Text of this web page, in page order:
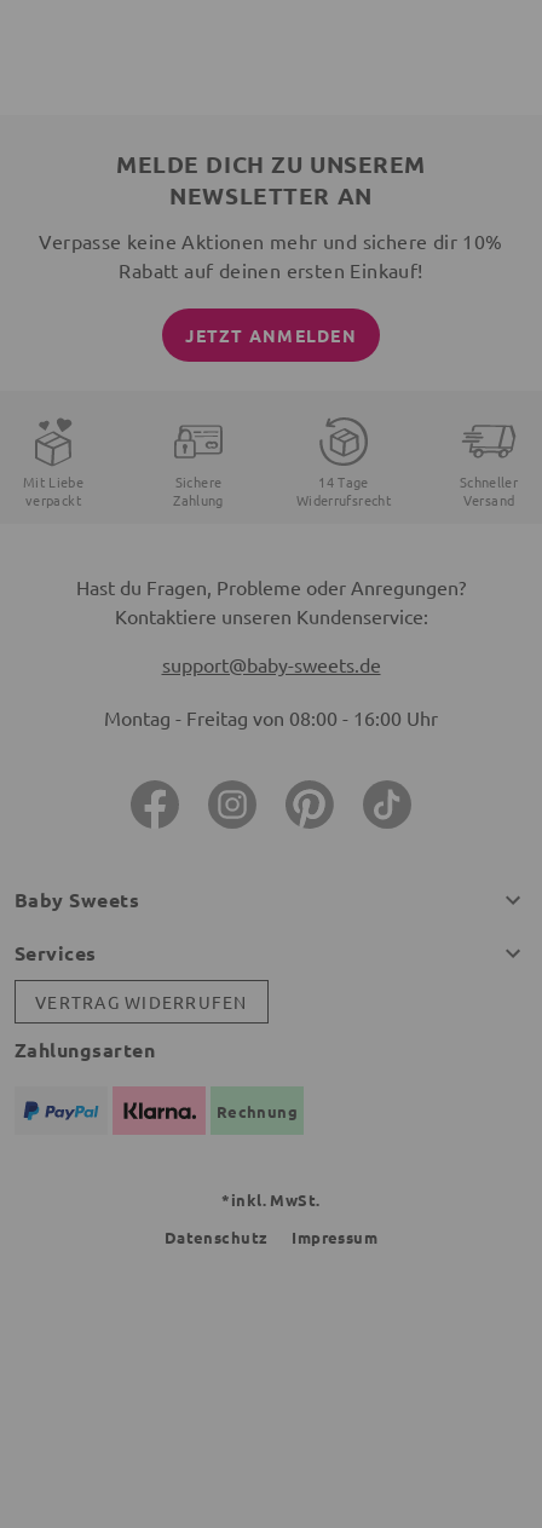
MELDE DICH ZU UNSEREM
NEWSLETTER AN
Verpasse keine Aktionen mehr und sichere dir 10%
Rabatt auf deinen ersten Einkauf!
JETZT ANMELDEN
Mit Liebe
verpackt
Sichere
Zahlung
14 Tage
Widerrufsrecht
Schneller
Versand
Hast du Fragen, Probleme oder Anregungen?
Kontaktiere unseren Kundenservice:
support@baby-sweets.de
Montag - Freitag von 08:00 - 16:00 Uhr
Baby Sweets
Services
VERTRAG WIDERRUFEN
Zahlungsarten
Rechnung
*inkl. MwSt.
Datenschutz
Impressum